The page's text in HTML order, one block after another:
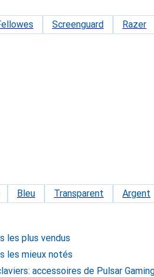
Screenguard Razer
Bleu Transparent Argent
les plus vendus
les mieux notés
accessoires de Pulsar